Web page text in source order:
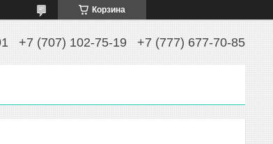
Корзина
+7 (707) 102-75-19 +7 (777) 677-70-85